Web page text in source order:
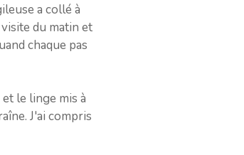
a collé à
du matin et
chaque pas
le linge mis à
J'ai compris